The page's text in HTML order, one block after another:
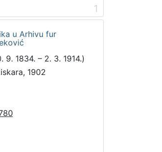
1
u Arhivu fur
9. 1834. – 2. 3. 1914.)
1902